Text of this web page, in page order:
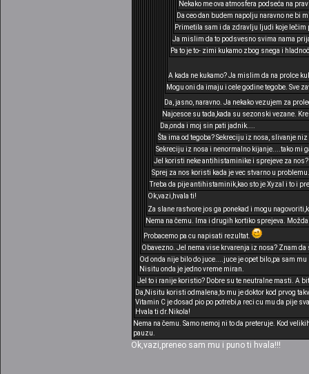
Nekako me ova atmosfera podseća na
Da ceo dan budem napolju naravno ne bi
Primetila sam i da zdravlju ljudi koje
Ja mislim da to podsvesno svima nama
Pa to je to- zimi kukamo zbog snega i
A kada ne kukamo? Ja mislim da na prolce
Mogu oni da imaju i cele godine tegobe. Sve
Da, jasno, naravno. Ja nekako vezujem za
Najcesce su tada,kada su sezonski vezane.
Da,onda i moj sin pati jadnik....
Šta ima od tegoba? Sekreciju iz nosa, slivanje
Sekreciju iz nosa i nenormalno kijanje....tako mi
Jel koristi neke antihistaminike i sprejeve za nos?
Sprej za nos koristi kada je vec stvarno u
Treba da pije antihistaminik,kao sto je Xyzal i to i
Ok,vazi,hvala ti!
Za slane rastvore jos ga ponekad i mogu
Nema na čemu. Ima i drugih kortiko sprejeva.
Probacemo pa cu napisati rezultat.
Obavezno. Jel nema vise krvarenja iz nosa? Znam
Od onda nije bilo do juce....juce je opet bilo,pa sam
Nisitu onda je jedno vreme miran.
Jel to i ranije koristio? Dobre su te neutralne masti. A
Da,Nisitu koristi odmalena,to mu je doktor kod prvog
Vitamin C je dosad pio po potrebi,a reci cu mu da pije
Hvala ti dr.Nikola!
Nema na čemu. Samo nemoj ni to da preteruje. Kod
pauzu.
Ok,vazi,preneo sam mu i puno ti hvala!!!